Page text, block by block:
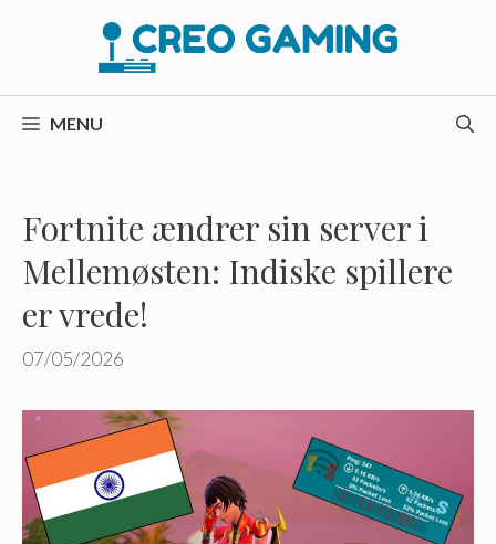
MENU
Fortnite ændrer sin server i
Mellemøsten: Indiske spillere
er vrede!
07/05/2026